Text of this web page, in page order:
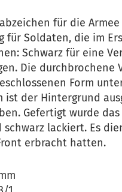
für die
für Soldaten, die im
Schwarz für eine
Die
Form
ist der Hintergrund
Gefertigt wurde
lackiert. Es
erbracht hatten.